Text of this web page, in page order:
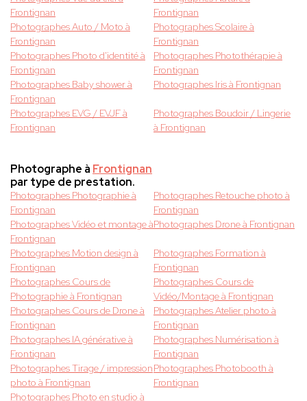
Frontignan
Frontignan
Photographes Auto / Moto à
Frontignan
Photographes Scolaire à
Frontignan
Photographes Photo d'identité à
Frontignan
Photographes Photothérapie à
Frontignan
Photographes Baby shower à
Frontignan
Photographes Iris à Frontignan
Photographes EVG / EVJF à
Frontignan
Photographes Boudoir / Lingerie
à Frontignan
Photographe à Frontignan
par type de prestation.
Photographes Photographie à
Frontignan
Photographes Retouche photo à
Frontignan
Photographes Vidéo et montage à
Frontignan
Photographes Drone à Frontignan
Photographes Motion design à
Frontignan
Photographes Formation à
Frontignan
Photographes Cours de
Photographie à Frontignan
Photographes Cours de
Vidéo/Montage à Frontignan
Photographes Cours de Drone à
Frontignan
Photographes Atelier photo à
Frontignan
Photographes IA générative à
Frontignan
Photographes Numérisation à
Frontignan
Photographes Tirage / impression
photo à Frontignan
Photographes Photobooth à
Frontignan
Photographes Photo en studio à